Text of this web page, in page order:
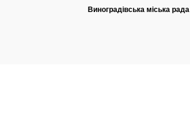
Виноградівська міська рада